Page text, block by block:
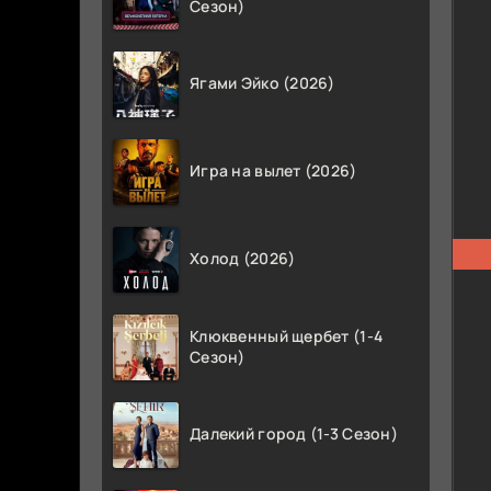
Сезон)
Ягами Эйко (2026)
Игра на вылет (2026)
Холод (2026)
Клюквенный щербет (1-4
Сезон)
Далекий город (1-3 Сезон)